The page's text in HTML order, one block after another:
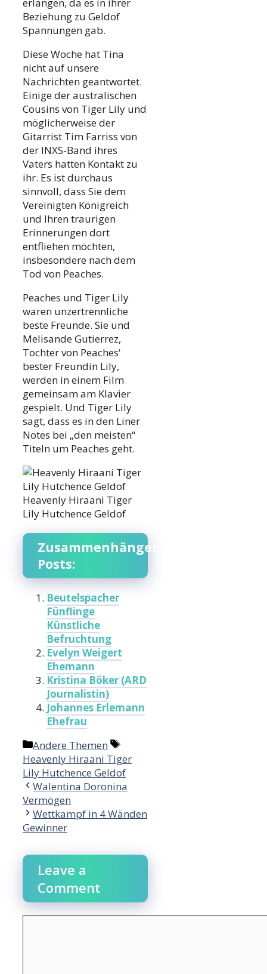
Beziehung zu Geldof
Spannungen gab.
Diese Woche hat Tina
nicht auf unsere
Nachrichten geantwortet.
Einige der australischen
Cousins von Tiger Lily und
möglicherweise der
Gitarrist Tim Farriss von
der INXS-Band ihres
Vaters hatten Kontakt zu
ihr. Es ist durchaus
sinnvoll, dass Sie dem
Vereinigten Königreich
und Ihren traurigen
Erinnerungen dort
entfliehen möchten,
insbesondere nach dem
Tod von Peaches.
Peaches und Tiger Lily
waren unzertrennliche
beste Freunde. Sie und
Melisande Gutierrez,
Tochter von Peaches‘
bester Freundin Lily,
werden in einem Film
gemeinsam am Klavier
gespielt. Und Tiger Lily
sagt, dass es in den Liner
Notes bei „den meisten“
Titeln um Peaches geht.
Heavenly Hiraani Tiger
Lily Hutchence Geldof
Zusammenhängende
Posts:
Beutelspacher
Fünflinge
Künstliche
Befruchtung
Evelyn Weigert
Ehemann
Kristina Böker (ARD
Journalistin)
Johannes Erlemann
Ehefrau
Categories
Andere Themen
Tags
Heavenly Hiraani Tiger
Lily Hutchence Geldof
Walentina Doronina
Vermögen
Wettkampf in 4 Wänden
Gewinner
Leave a
Comment